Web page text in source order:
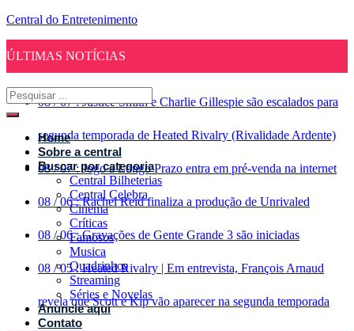
Central do Entretenimento
ÚLTIMAS NOTÍCIAS
08 / 07 : Justice Smith e Charlie Gillespie são escalados para
segunda temporada de Heated Rivalry (Rivalidade Ardente)
08 / 07 : Jogo a Longo Prazo entra em pré-venda na internet
08 / 06 : Rachel Reid finaliza a produção de Unrivaled
08 / 06 : Gravações de Gente Grande 3 são iniciadas
08 / 05 : Heated Rivalry | Em entrevista, François Arnaud
revela que Scott e Kip vão aparecer na segunda temporada
Home
Sobre a central
Buscar por categoria
Central Bilheterias
Central Celebra
Cinema
Críticas
Famosos
Musica
Quadrinhos
Streaming
Séries e Novelas
Anuncie aqui
Contato